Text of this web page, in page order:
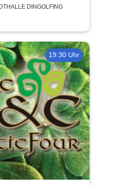
- Chinas
der Balance
DINGOLFING
19:30 Uhr